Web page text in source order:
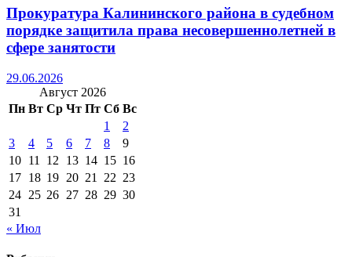
Прокуратура Калининского района в судебном
порядке защитила права несовершеннолетней в
сфере занятости
29.06.2026
Август 2026
Пн Вт Ср Чт Пт Сб Вс
1
2
3
4 5 6 7 8
9
10 11 12 13 14 15 16
17 18 19 20 21 22 23
24 25 26 27 28 29 30
31
« Июл